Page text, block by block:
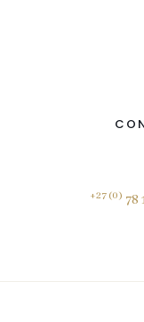
+27 (0) 78